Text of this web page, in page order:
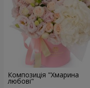
Композиція "Хмарина
любові"